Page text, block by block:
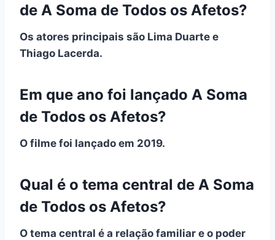
de A Soma de Todos os Afetos?
Os atores principais são Lima Duarte e
Thiago Lacerda.
Em que ano foi lançado A Soma
de Todos os Afetos?
O filme foi lançado em 2019.
Qual é o tema central de A Soma
de Todos os Afetos?
O tema central é a relação familiar e o poder